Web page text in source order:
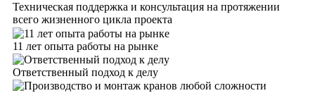
Техническая поддержка и консультация на протяжении
всего жизненного цикла проекта
11 лет опыта работы на рынке
Ответственный подход к делу